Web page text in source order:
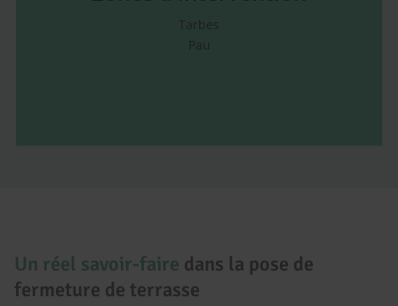
Tarbes
Pau
Un réel savoir-faire dans la pose de
fermeture de terrasse